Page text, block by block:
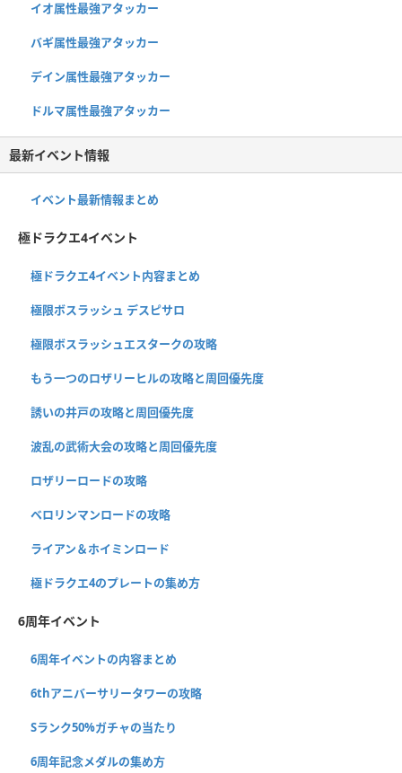
イオ属性最強アタッカー
バギ属性最強アタッカー
デイン属性最強アタッカー
ドルマ属性最強アタッカー
最新イベント情報
イベント最新情報まとめ
極ドラクエ4イベント
極ドラクエ4イベント内容まとめ
極限ボスラッシュ デスピサロ
極限ボスラッシュエスタークの攻略
もう一つのロザリーヒルの攻略と周回優先度
誘いの井戸の攻略と周回優先度
波乱の武術大会の攻略と周回優先度
ロザリーロードの攻略
ベロリンマンロードの攻略
ライアン＆ホイミンロード
極ドラクエ4のプレートの集め方
6周年イベント
6周年イベントの内容まとめ
6thアニバーサリータワーの攻略
Sランク50%ガチャの当たり
6周年記念メダルの集め方